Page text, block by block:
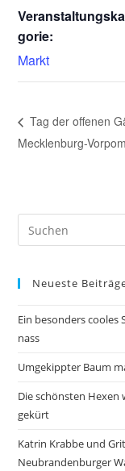
gorie:
Markt
Tag der offenen
Mecklenburg-
Neueste
Ein besonders cooles
nass
Umgekippter Baum
Die schönsten
gekürt
Katrin Krabbe und
Neubrandenburger